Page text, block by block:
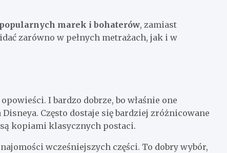
marek i bohaterów, zamiast
zarówno w pełnych metrażach, jak i w
I bardzo dobrze, bo właśnie one
Często dostaje się bardziej zróżnicowane
kopiami klasycznych postaci.
wcześniejszych części. To dobry wybór,